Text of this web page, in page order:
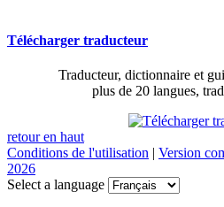
Télécharger traducteur
Traducteur, dictionnaire et
plus de 20 langues,
retour en haut
Conditions de l'utilisation | Version
2026
Select a language